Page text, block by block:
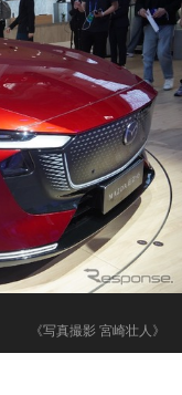
《写真撮影 宮崎壮人》